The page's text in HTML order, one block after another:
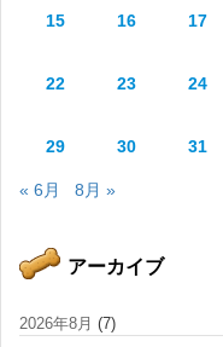
15 16 17
22 23 24
29 30 31
« 6月 8月 »
アーカイブ
2026年8月 (7)